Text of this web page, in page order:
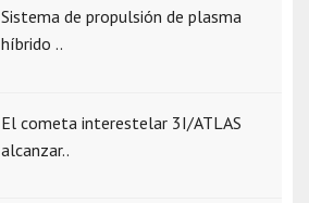
Sistema de propulsión de plasma
híbrido ..
El cometa interestelar 3I/ATLAS
alcanzar..